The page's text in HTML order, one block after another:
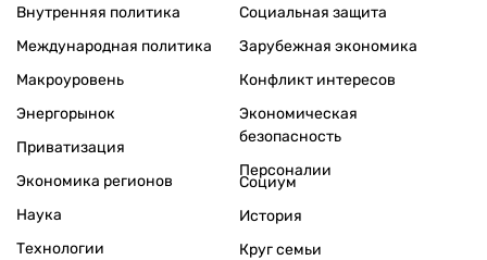
Внутренняя политика
Международная политика
Макроуровень
Энергорынок
Приватизация
Экономика регионов
Социальная защита
Зарубежная экономика
Конфликт интересов
Экономическая
безопасность
Персоналии
Наука
Технологии
Социум
История
Круг семьи